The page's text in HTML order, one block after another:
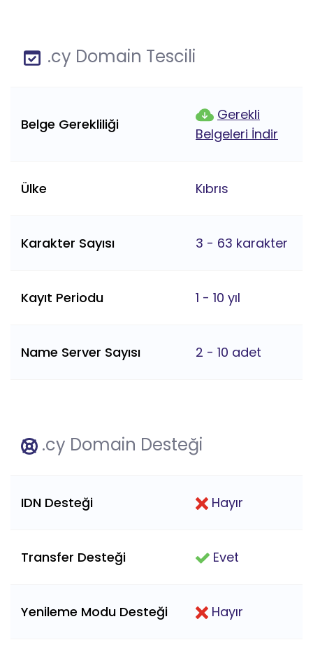
.cy Domain Tescili
Belge Gerekliliği
Gerekli
Belgeleri İndir
Ülke Kıbrıs
Karakter Sayısı 3 - 63 karakter
Kayıt Periodu 1 - 10 yıl
Name Server Sayısı 2 - 10 adet
.cy Domain Desteği
IDN Desteği Hayır
Transfer Desteği Evet
Yenileme Modu Desteği Hayır